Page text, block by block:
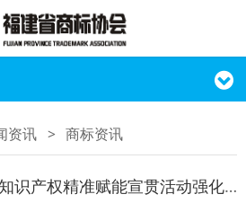
资讯 > 商标资讯
知产动态｜福建开展知识产权精准赋能宣贯活动强化专利商标双轮驱动